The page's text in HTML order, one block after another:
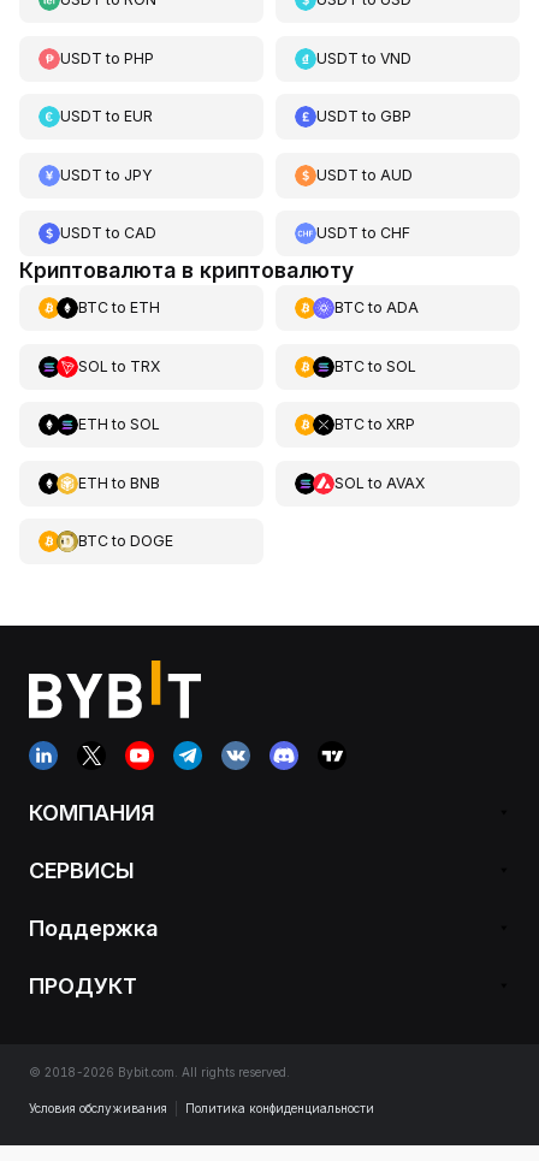
USDT to PHP USDT toVND
USDT to EUR USDT toGBP
USDT to JPY USDT to AUD
USDT to CAD USDT toCHF
Криптовалюта в криптовалюту
BTCto ETH BTCto ADA
SOL to TRX BTCto SOL
ETH to SOL BTCto XRP
ETH to BNB SOL to AVAX
BTCto DOGE
КОМПАНИЯ
СЕРВИСЫ
Поддержка
ПРОДУКТ
© 2018-2026 Bybit.com. All rights reserved.
Условия обслуживания Политика конфиденциальности